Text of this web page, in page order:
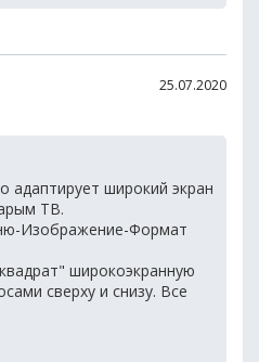
25.07.2020
адаптирует широкий экран
ТВ.
Изображение-Формат
широкоэкранную
сверху и снизу. Все